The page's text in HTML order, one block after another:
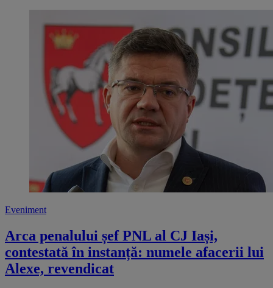
Eveniment
Arca penalului șef PNL al CJ Iași,
contestată în instanță: numele afacerii lui
Alexe, revendicat